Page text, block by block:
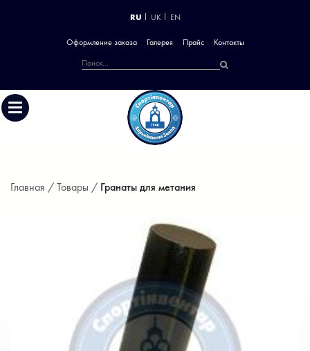
RU UK EN
Оформление заказа Галерея Прайс Контакты
Главная /Товары / Гранаты для метания